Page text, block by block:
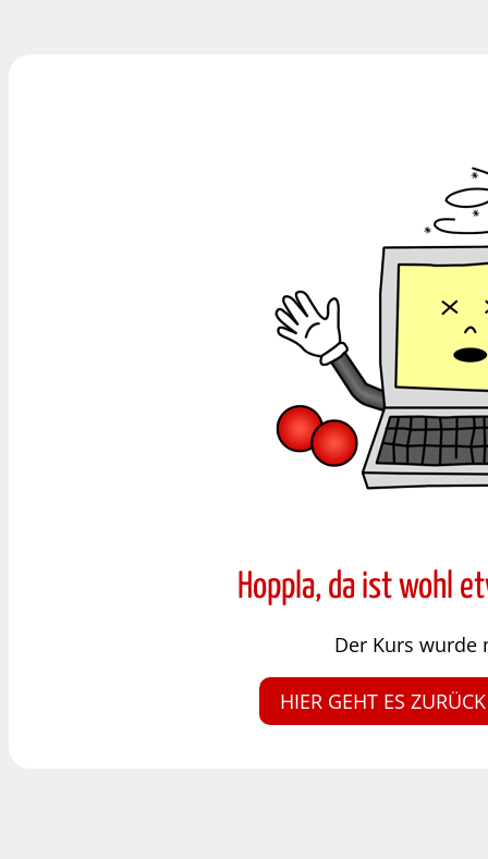
Hoppla, da ist wohl
Der Kurs wurde
HIER GEHT ES